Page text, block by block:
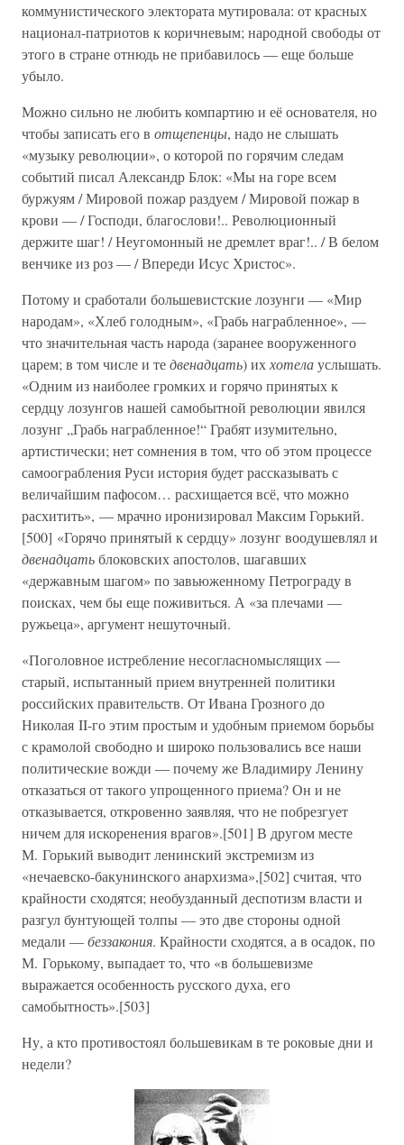
коммунистического электората мутировала: от красных
национал-патриотов к коричневым; народной свободы от
этого в стране отнюдь не прибавилось — еще больше
убыло.
Можно сильно не любить компартию и её основателя, но
чтобы записать его в отщепенцы, надо не слышать
«музыку революции», о которой по горячим следам
событий писал Александр Блок: «Мы на горе всем
буржуям / Мировой пожар раздуем / Мировой пожар в
крови — / Господи, благослови!.. Революционный
держите шаг! / Неугомонный не дремлет враг!.. / В белом
венчике из роз — / Впереди Исус Христос».
Потому и сработали большевистские лозунги — «Мир
народам», «Хлеб голодным», «Грабь награбленное», —
что значительная часть народа (заранее вооруженного
царем; в том числе и тедвенадцать) иххотелауслышать.
«Одним из наиболее громких и горячо принятых к
сердцу лозунгов нашей самобытной революции явился
лозунг „Грабь награбленное!“ Грабят изумительно,
артистически; нет сомнения в том, что об этом процессе
самоограбления Руси история будет рассказывать с
величайшим пафосом… расхищается всё, что можно
расхитить», — мрачно иронизировал Максим Горький.
[500] «Горячо принятый к сердцу» лозунг воодушевлял и
двенадцатьблоковских апостолов, шагавших
«державным шагом» по завьюженному Петрограду в
поисках, чем бы еще поживиться. А «за плечами —
ружьеца», аргумент нешуточный.
«Поголовное истребление несогласномыслящих —
старый, испытанный прием внутренней политики
российских правительств. От Ивана Грозного до
Николая II-го этим простым и удобным приемом борьбы
с крамолой свободно и широко пользовались все наши
политические вожди — почему же Владимиру Ленину
отказаться от такого упрощенного приема? Он и не
отказывается, откровенно заявляя, что не побрезгует
ничем для искоренения врагов».[501] В другом месте
М. Горький выводит ленинский экстремизм из
«нечаевско-бакунинского анархизма»,[502] считая, что
крайности сходятся; необузданный деспотизм власти и
разгул бунтующей толпы — это две стороны одной
медали —беззакония. Крайности сходятся, а в осадок, по
М. Горькому, выпадает то, что «в большевизме
выражается особенность русского духа, его
самобытность».[503]
Ну, а кто противостоял большевикам в те роковые дни и
недели?